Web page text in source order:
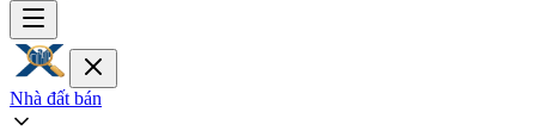
Nhà đất bán